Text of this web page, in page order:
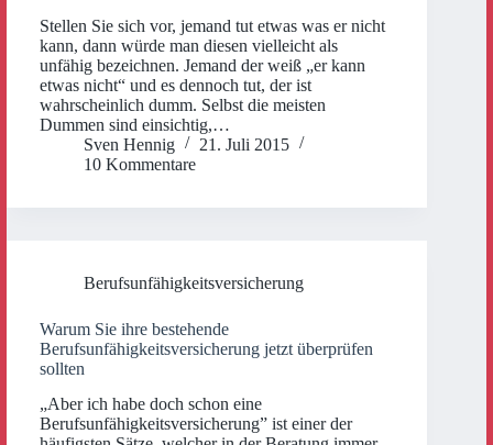
Stellen Sie sich vor, jemand tut etwas was er nicht
kann, dann würde man diesen vielleicht als
unfähig bezeichnen. Jemand der weiß „er kann
etwas nicht“ und es dennoch tut, der ist
wahrscheinlich dumm. Selbst die meisten
Dummen sind einsichtig,…
Sven Hennig
21. Juli 2015
10 Kommentare
Berufsunfähigkeitsversicherung
Warum Sie ihre bestehende
Berufsunfähigkeitsversicherung jetzt überprüfen
sollten
„Aber ich habe doch schon eine
Berufsunfähigkeitsversicherung” ist einer der